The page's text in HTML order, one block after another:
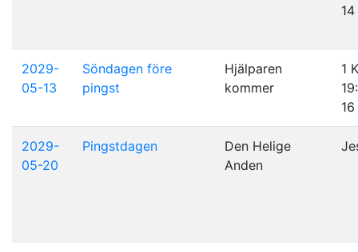
14
2029-
05-13
Söndagen före
pingst
Hjälparen
kommer
1
16
2029-
05-20
Pingstdagen
Den Helige
Anden